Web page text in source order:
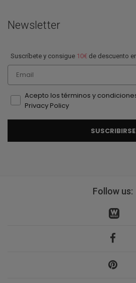
Newsletter
Suscríbete y consigue 10€ de descuento
Email
Acepto los términos y
Privacy Policy
SUSCRIBIRSE
Follow us: